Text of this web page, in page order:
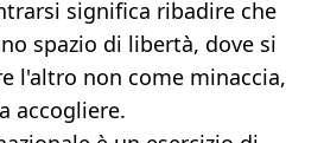
significa ribadire che
spazio di libertà, dove si
l'altro non come minaccia,
accogliere.